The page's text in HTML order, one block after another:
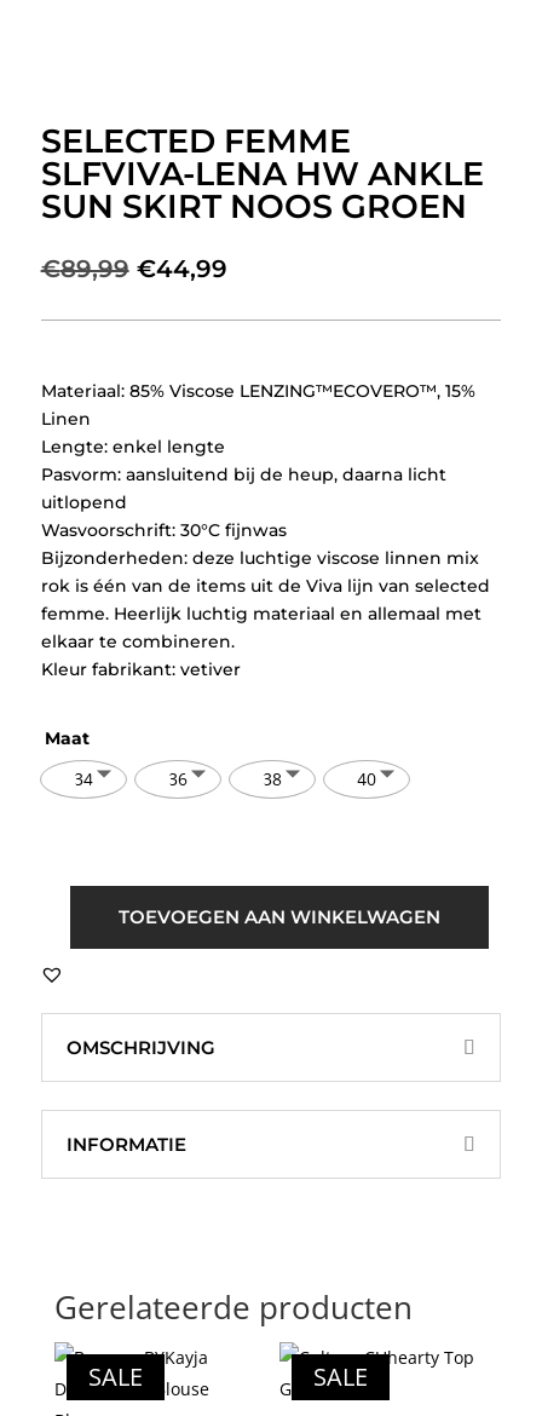
SELECTED FEMME
SLFVIVA-LENA HW ANKLE
SUN SKIRT NOOS GROEN
€89,99 Oorspronkelijke
was:
€44,99Huidige
is:
Materiaal: 85% Viscose LENZING™ECOVERO™, 15%
Linen
Lengte: enkel lengte
Pasvorm: aansluitend bij de heup, daarna licht
uitlopend
Wasvoorschrift: 30°C fijnwas
Bijzonderheden: deze luchtige viscose linnen mix
rok is één van de items uit de Viva lijn van selected
femme. Heerlijk luchtig materiaal en allemaal met
elkaar te combineren.
Kleur fabrikant: vetiver
Maat
34 36 38 40
SLFViva-
Ankle
Sun
Skirt
Noos
TOEVOEGEN AAN WINKELWAGEN
OMSCHRIJVING
INFORMATIE
Gerelateerde producten
SALE SALE